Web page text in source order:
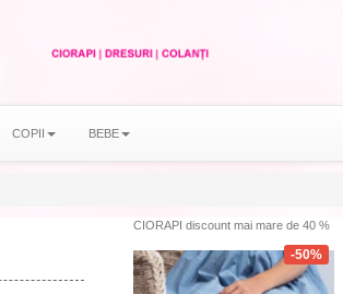
COPII BEBE
CIORAPI discount mai mare de 40 %
-50%